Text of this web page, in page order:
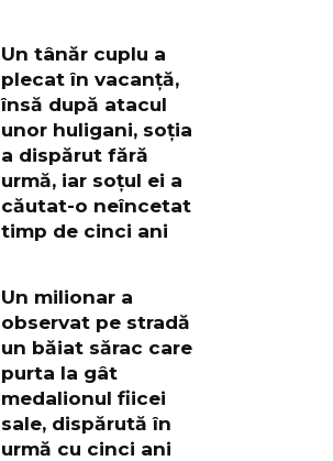
Un tânăr cuplu a
plecat în vacanță,
însă după atacul
unor huligani, soția
a dispărut fără
urmă, iar soțul ei a
căutat-o neîncetat
timp de cinci ani
Un milionar a
observat pe stradă
un băiat sărac care
purta la gât
medalionul fiicei
sale, dispărută în
urmă cu cinci ani